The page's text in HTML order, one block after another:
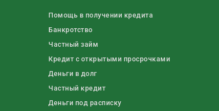
Помощь в получении кредита
Банкротство
Частный займ
Кредит с открытыми просрочками
Деньги в долг
Частный кредит
Деньги под расписку